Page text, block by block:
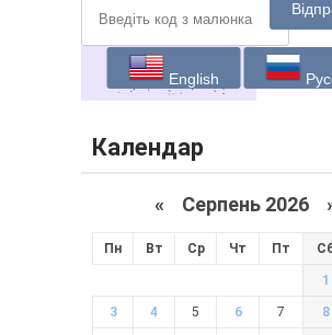
English
Календар
« Серпень 2026
Пн Вт Ср Чт Пт
1
3 4 5 6 7 8